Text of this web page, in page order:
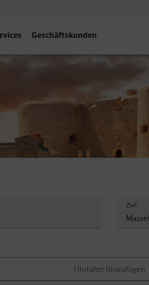
Geschäftskunden
Ziel